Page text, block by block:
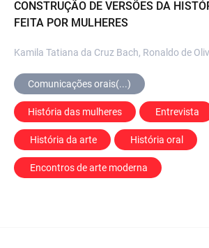
CONSTRUÇÃO DE VERSÕES DA
FEITA POR MULHERES
Kamila Tatiana da Cruz Bach, Ronaldo de
Comunicações orais(...)
História das mulheres Entrevista
História da arte História oral
Encontros de arte moderna